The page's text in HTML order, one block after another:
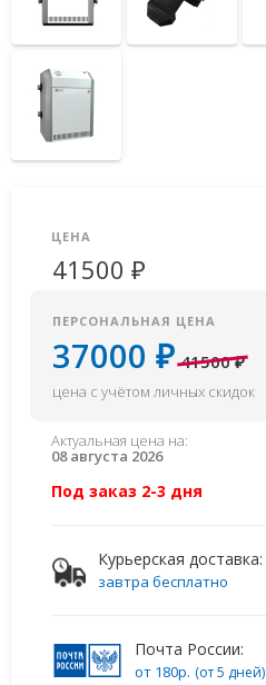
ЦЕНА
41500 ₽
ПЕРСОНАЛЬНАЯ ЦЕНА
37000 ₽ 41500 ₽
цена с учётом личных скидок
Актуальная цена на:
08 августа 2026
Под заказ 2-3 дня
Курьерская доставка:
завтра бесплатно
Почта России:
от 180р. (от 5 дней)